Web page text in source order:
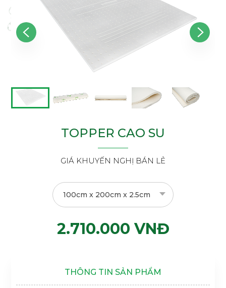
TOPPER CAO SU
GIÁ KHUYẾN NGHỊ BÁN LẺ
100cm x 200cm x 2.5cm
2.710.000 VNĐ
THÔNG TIN SẢN PHẨM